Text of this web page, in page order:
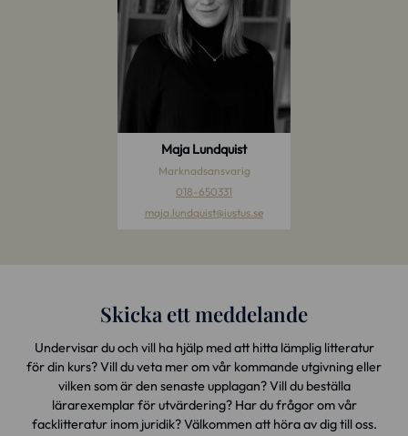
Maja Lundquist
Marknadsansvarig
018-650331
maja.lundquist@iustus.se
Skicka ett meddelande
Undervisar du och vill ha hjälp med att hitta lämplig litteratur
för din kurs? Vill du veta mer om vår kommande utgivning eller
vilken som är den senaste upplagan? Vill du beställa
lärarexemplar för utvärdering? Har du frågor om vår
facklitteratur inom juridik? Välkommen att höra av dig till oss.